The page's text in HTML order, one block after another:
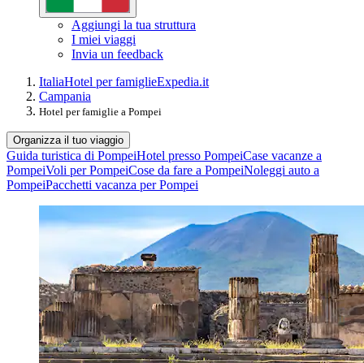
Aggiungi la tua struttura
I miei viaggi
Invia un feedback
ItaliaHotel per famiglieExpedia.it
Campania
Hotel per famiglie a Pompei
Organizza il tuo viaggio
Guida turistica di PompeiHotel presso PompeiCase vacanze a
PompeiVoli per PompeiCose da fare a PompeiNoleggi auto a
PompeiPacchetti vacanza per Pompei